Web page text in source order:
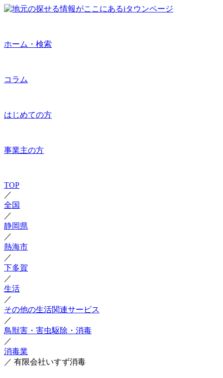
ホーム・検索
コラム
はじめての方
事業主の方
TOP
／
全国
／
静岡県
／
熱海市
／
下多賀
／
生活
／
その他の生活関連サービス
／
鳥獣害・害虫駆除・消毒
／
消毒業
／ 有限会社いすず消毒